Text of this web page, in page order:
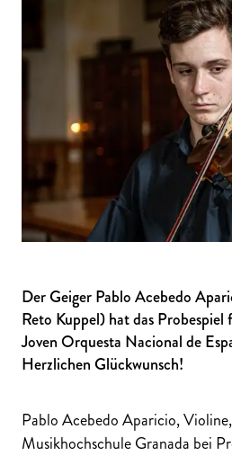
Der Geiger Pablo Acebedo
Reto Kuppel) hat das
Joven Orquesta Nacional de
Herzlichen Glückwunsch!
Pablo Acebedo Aparicio,
Musikhochschule Granada bei